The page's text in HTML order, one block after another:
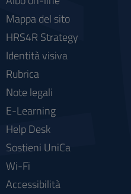
Mappa del sito
HRS4R Strategy
Identità visiva
Rubrica
Note legali
E-Learning
Help Desk
Sostieni UniCa
Wi-Fi
Accessibilità